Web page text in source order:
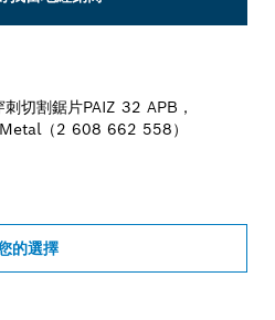
切割鋸片PAIZ 32 APB，
（2 608 662 558）
的選擇